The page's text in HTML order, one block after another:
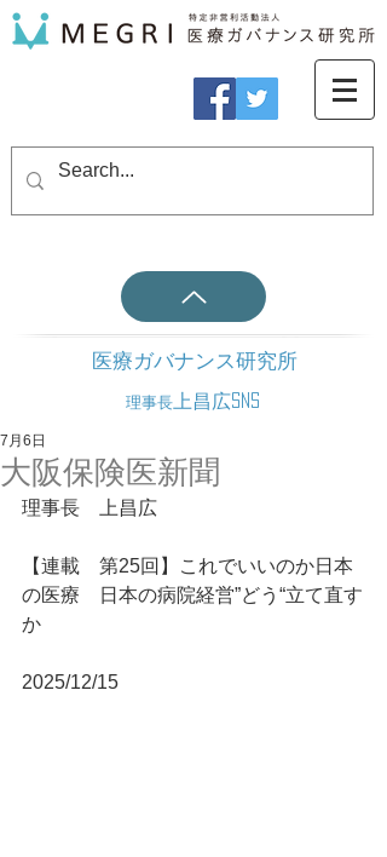
医療ガバナンス研究所
理事長 上昌広SNS
大阪保険医新聞
7月6日
理事長　上昌広
【連載　第25回】これでいいのか日本
の医療　日本の病院経営”どう“立て直す
か
2025/12/15